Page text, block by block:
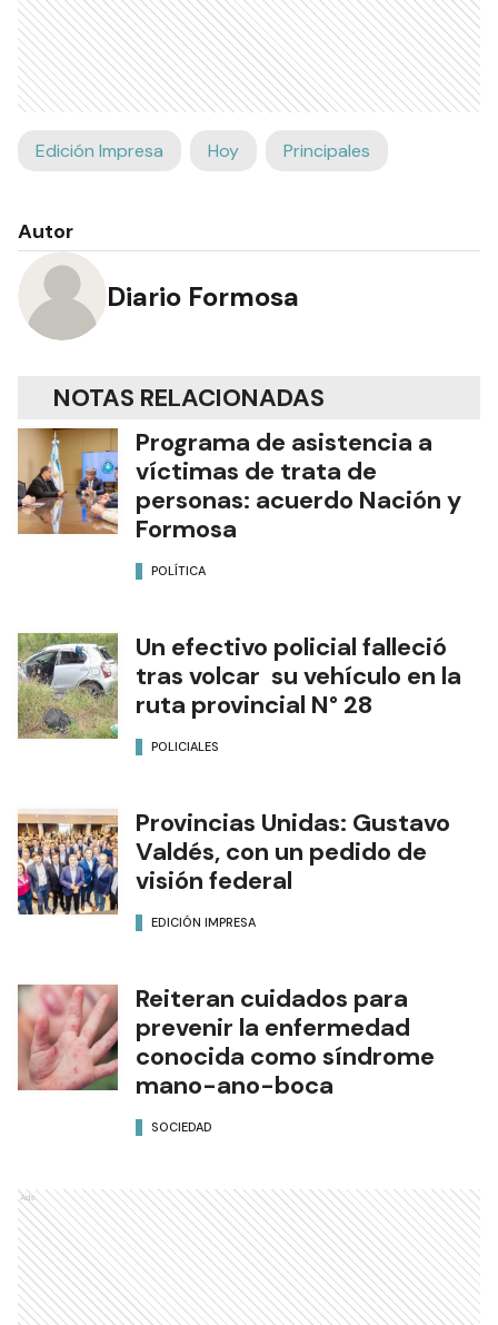
Edición Impresa Hoy Principales
Autor
Diario Formosa
NOTAS RELACIONADAS
Programa de asistencia a
víctimas de trata de
personas: acuerdo Nación y
Formosa
POLÍTICA
Un efectivo policial falleció
tras volcar su vehículo en la
ruta provincial N° 28
POLICIALES
Provincias Unidas: Gustavo
Valdés, con un pedido de
visión federal
EDICIÓN IMPRESA
Reiteran cuidados para
prevenir la enfermedad
conocida como síndrome
mano-ano-boca
SOCIEDAD
Ads